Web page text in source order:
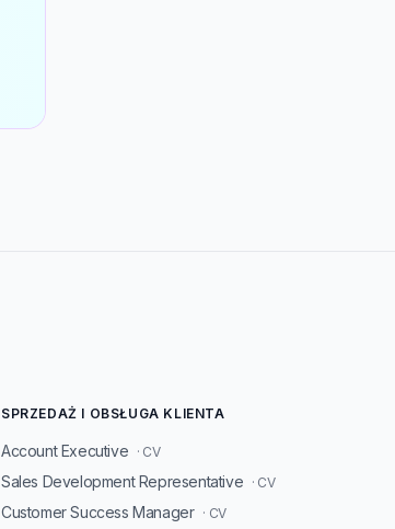
SPRZEDAŻ I OBSŁUGA KLIENTA
Account Executive · CV
Sales Development Representative · CV
Customer Success Manager · CV